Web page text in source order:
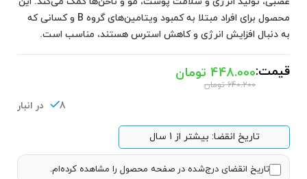
محصول برای افراد مبتلا به کمبود ویتامین‌های گروه B و کسانی که
به دنبال افزایش انرژی و کاهش استرس هستند، مناسب است.
قیمت:
640.200 تومان
448.000 تومان
8 در انبار
تاریخ انقضا: بیشتر از 1 سال
تاریخ انقضای درج‌شده در صفحه محصول را مشاهده کرده‌ام.